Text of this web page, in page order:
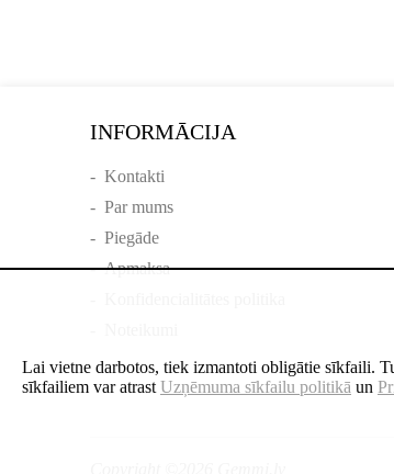
INFORMĀCIJA
- Kontakti
- Par mums
- Piegāde
-Apmaksa
Lai vietne darbotos, tiek izmantoti obligātie sīkfaili.
sīkfailiem var atrast Uzņēmuma sīkfailu politikā un